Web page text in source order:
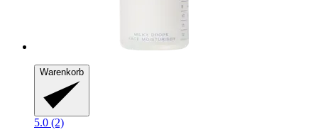
Warenkorb
5.0 (2)